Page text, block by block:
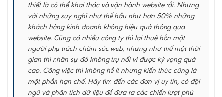
thiết là có thể khai thác và vận hành website rồi. Nhưng
với những suy nghĩ như thế hầu như hơn 50% những
khách hàng kinh doanh không hiệu quả thông qua
website. Cũng có nhiều công ty thì lại thuê hẵn một
người phụ trách chăm sóc web, nhưng như thế một thời
gian thì nhân sự đó không trụ nổi vì được kỳ vọng quá
cao. Công việc thì không hề ít nhưng kiến thức cũng là
một phần hạn chế. Hãy tìm đến các đơn vị uy tín, có đội
ngũ và phân tích dữ liệu để đưa ra các chiến lượt phù